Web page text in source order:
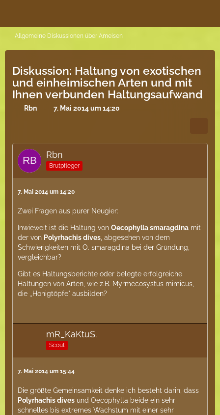
Allgemeine Diskussionen über Ameisen
Diskussion: Haltung von exotischen
und einheimischen Arten und mit
Ihnen verbunden Haltungsaufwand
Rbn 7. Mai 2014 um 14:20
Rbn
Brutpfleger
7. Mai 2014 um 14:20
Zwei Fragen aus purer Neugier:
Inwieweit ist die Haltung von Oecophylla smaragdina mit
der von Polyrhachis dives , abgesehen von dem
Schwierigkeiten mit O. smaragdina bei der Gründung,
vergleichbar?
Gibt es Haltungsberichte oder belegte erfolgreiche
Haltungen von Arten, wie z.B. Myrmecosystus mimicus,
die ,,Honigtöpfe" ausbilden?
mR_KaKtuS.
Scout
7. Mai 2014 um 15:44
Die größte Gemeinsamkeit denke ich besteht darin, dass
Polyrhachis dives und Oecophylla beide ein sehr
schnelles bis extremes Wachstum mit einer sehr